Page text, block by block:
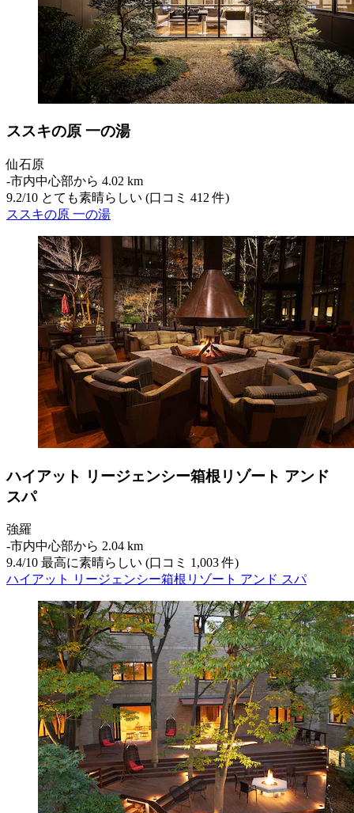
ススキの原 一の湯
仙石原
‐市内中心部から 4.02 km
9.2/10 とても素晴らしい (口コミ 412 件)
ススキの原 一の湯
ハイアット リージェンシー箱根リゾート アンド
スパ
強羅
‐市内中心部から 2.04 km
9.4/10 最高に素晴らしい (口コミ 1,003 件)
ハイアット リージェンシー箱根リゾート アンド スパ